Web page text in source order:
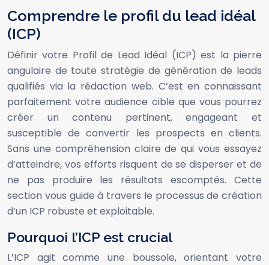
Comprendre le profil du lead idéal
(ICP)
Définir votre Profil de Lead Idéal (ICP) est la pierre
angulaire de toute stratégie de génération de leads
qualifiés via la rédaction web. C’est en connaissant
parfaitement votre audience cible que vous pourrez
créer un contenu pertinent, engageant et
susceptible de convertir les prospects en clients.
Sans une compréhension claire de qui vous essayez
d’atteindre, vos efforts risquent de se disperser et de
ne pas produire les résultats escomptés. Cette
section vous guide à travers le processus de création
d’un ICP robuste et exploitable.
Pourquoi l’ICP est crucial
L’ICP agit comme une boussole, orientant votre